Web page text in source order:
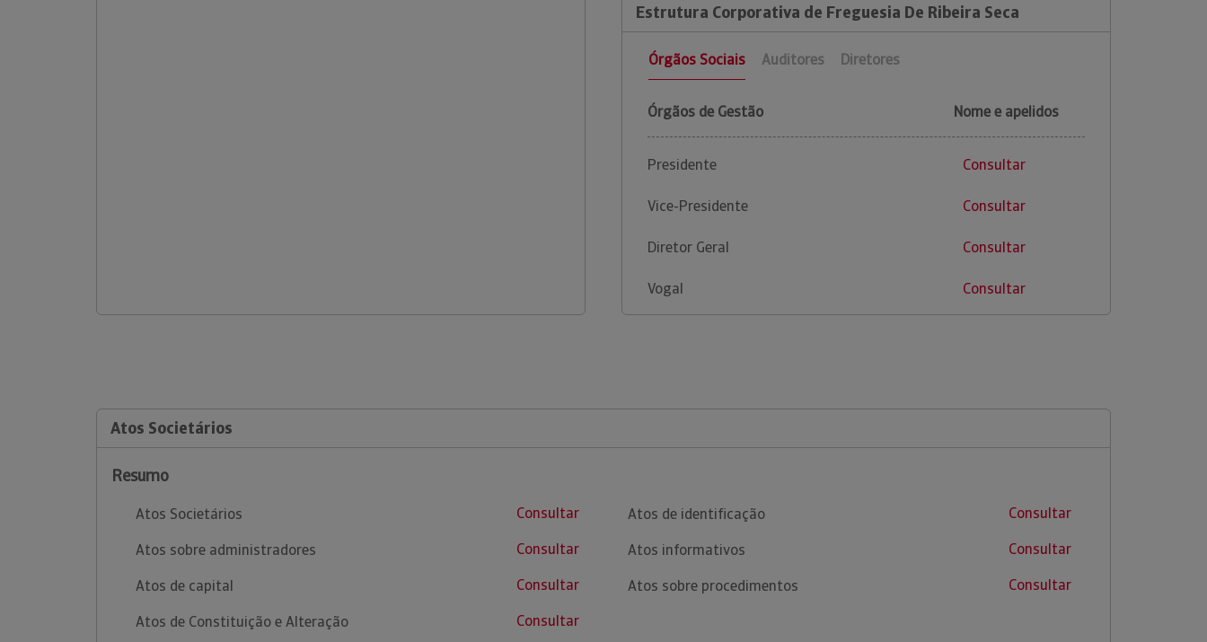
Estrutura Corporativa de Freguesia De Ribeira Seca
Órgãos Sociais Auditores Diretores
Órgãos de Gestão Nome e apelidos
Presidente Consultar
Vice-Presidente Consultar
Diretor Geral Consultar
Vogal Consultar
Atos Societários
Resumo
Atos Societários
Consultar
Atos sobre administradores
Consultar
Atos de capital
Consultar
Atos de Constituição e Alteração
Consultar
Atos de identificação
Consultar
Atos informativos
Consultar
Atos sobre procedimentos
Consultar